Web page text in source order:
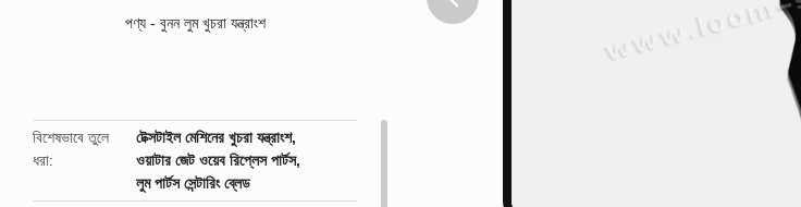
পণ্য- বুনন লুম খুচরা যন্ত্রাংশ
বিশেষভাবে তুলে
ধরা
টেক্সটাইল মেশিনের খুচরা যন্ত্রাংশ,
ওয়াটার জেট ওয়েব রিপ্লেস পার্টস,
লুম পার্টস সেন্টারিং ব্লেড